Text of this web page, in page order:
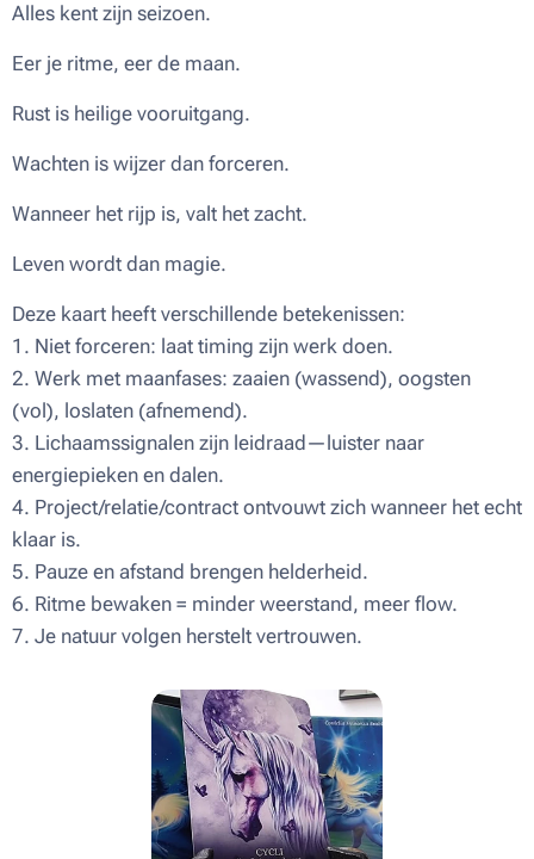
Alles kent zijn seizoen.
Eer je ritme, eer de maan.
Rust is heilige vooruitgang.
Wachten is wijzer dan forceren.
Wanneer het rijp is, valt het zacht.
Leven wordt dan magie.
Deze kaart heeft verschillende betekenissen:
1. Niet forceren: laat timing zijn werk doen.
2. Werk met maanfases: zaaien (wassend), oogsten
(vol), loslaten (afnemend).
3. Lichaamssignalen zijn leidraad—luister naar
energiepieken en dalen.
4. Project/relatie/contract ontvouwt zich wanneer het echt
klaar is.
5. Pauze en afstand brengen helderheid.
6. Ritme bewaken = minder weerstand, meer flow.
7. Je natuur volgen herstelt vertrouwen.